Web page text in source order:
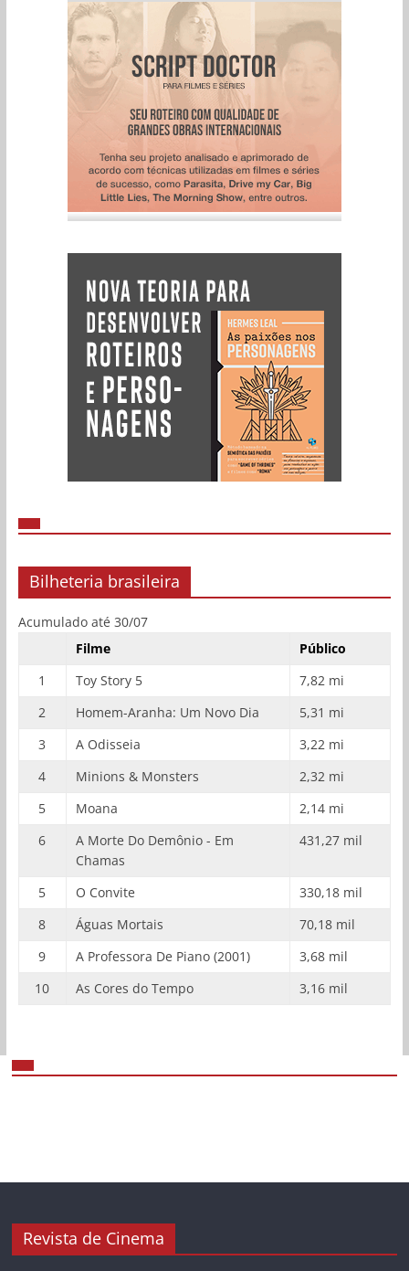
Bilheteria brasileira
Acumulado até 30/07
Filme
Público
1
Toy Story 5
7,82 mi
2
Homem-Aranha: Um Novo Dia
5,31 mi
3
A Odisseia
3,22 mi
4
Minions & Monsters
2,32 mi
5
Moana
2,14 mi
6
A Morte Do Demônio - Em
Chamas
431,27 mil
5 O Convite
330,18 mil
8
Águas Mortais
70,18 mil
9
A Professora De Piano (2001)
3,68 mil
10
As Cores do Tempo 3,16 mil
Revista de Cinema